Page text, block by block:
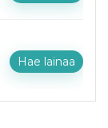
Hae lainaa